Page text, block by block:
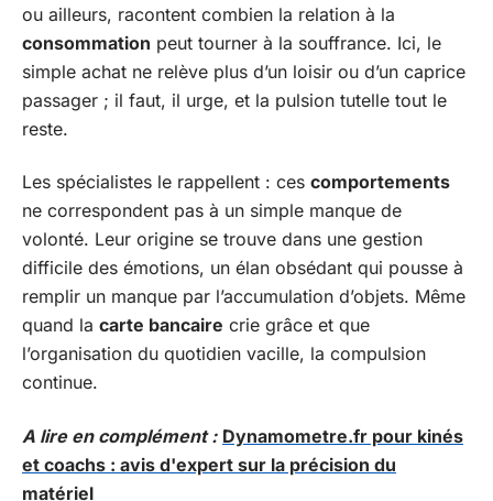
ou ailleurs, racontent combien la relation à la
consommation peut tourner à la souffrance. Ici, le
simple achat ne relève plus d’un loisir ou d’un caprice
passager ; il faut, il urge, et la pulsion tutelle tout le
reste.
Les spécialistes le rappellent : ces comportements
ne correspondent pas à un simple manque de
volonté. Leur origine se trouve dans une gestion
difficile des émotions, un élan obsédant qui pousse à
remplir un manque par l’accumulation d’objets. Même
quand la carte bancaire crie grâce et que
l’organisation du quotidien vacille, la compulsion
continue.
A lire en complément : Dynamometre.fr pour kinés
et coachs : avis d'expert sur la précision du
matériel